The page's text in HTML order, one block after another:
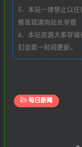
5、本站一律禁止以
客发现请向站长举报
6、本站资源大多存
们会第一时间更新。
每日新闻